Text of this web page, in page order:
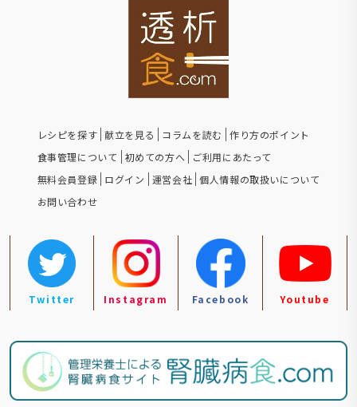
レシピを探す 献立を見る コラムを読む
作り方のポイント
食事管理について
初めての方へ
ご利用にあたって
無料会員登録 ログイン 運営会社 個人情報の取扱いについて
お問い合わせ
Twitter Instagram Facebook Youtube